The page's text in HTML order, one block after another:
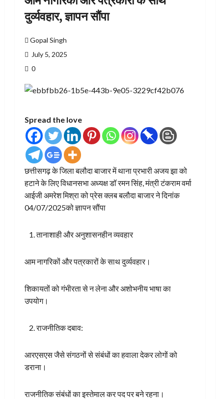
दुर्व्यवहार, ज्ञापन सौंपा
Gopal Singh
July 5, 2025
0
Spread the love
छत्तीसगढ़ के जिला बलौदा बाजार में थाना प्रभारी अजय झा को
हटाने के लिए विधानसभा अध्यक्ष डॉ रमन सिंह, मंत्री टंकराम वर्मा
आईजी अमरेश मिश्रा को प्रेस क्लब बलौदा बाजार ने दिनांक
04/07/2025को ज्ञापन सौंपा
तानाशाही और अनुशासनहीन व्यवहार
आम नागरिकों और पत्रकारों के साथ दुर्व्यवहार।
शिकायतों को गंभीरता से न लेना और अशोभनीय भाषा का
उपयोग।
राजनीतिक दबाव:
आरएसएस जैसे संगठनों से संबंधों का हवाला देकर लोगों को
डराना।
राजनीतिक संबंधों का इस्तेमाल कर पद पर बने रहना।